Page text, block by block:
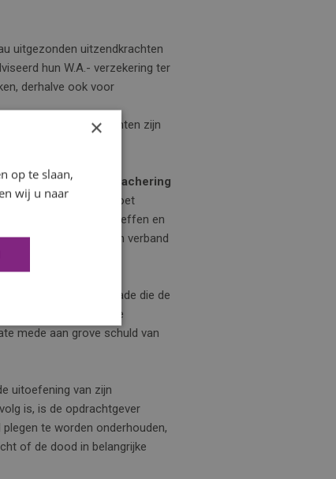
uitgezonden uitzendkrachten
hun W.A.- verzekering ter
derhalve ook voor
uitzendkrachten zijn
dan ook.
uitzendbureau/detachering
hij de arbeid doet
regelingen te treffen en
is als redelijkerwijze in verband
van de schade die de
tenzij door de
mede aan grove schuld van
uitoefening van zijn
is, is de opdrachtgever
te worden onderhouden,
of de dood in belangrijke
×
op te slaan,
wij u naar